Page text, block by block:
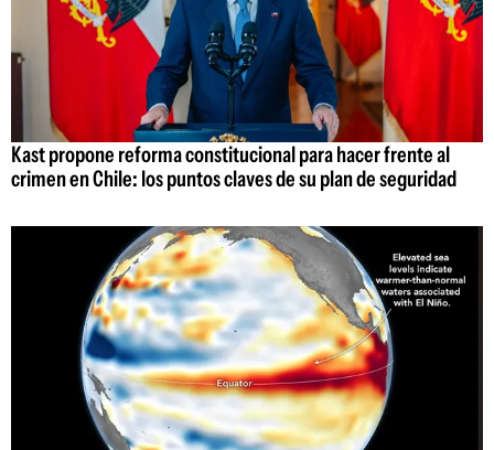
Kast propone reforma constitucional para hacer frente al
crimen en Chile: los puntos claves de su plan de seguridad